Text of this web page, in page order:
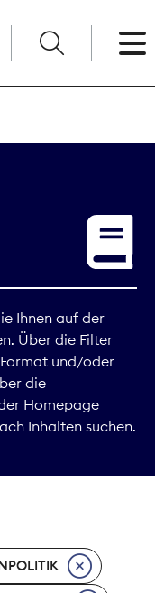
Ihnen auf der
Über die Filter
und/oder
die
Homepage
Inhalten suchen.